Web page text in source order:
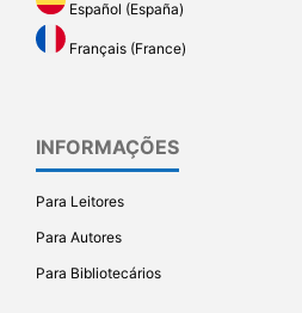
Español (España)
Français (France)
INFORMAÇÕES
Para Leitores
Para Autores
Para Bibliotecários